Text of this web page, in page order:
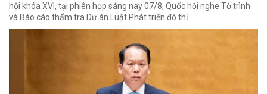
hội khóa XVI, tại phiên họp sáng nay 07/8, Quốc hội nghe Tờ trình
và Báo cáo thẩm tra Dự án Luật Phát triển đô thị.